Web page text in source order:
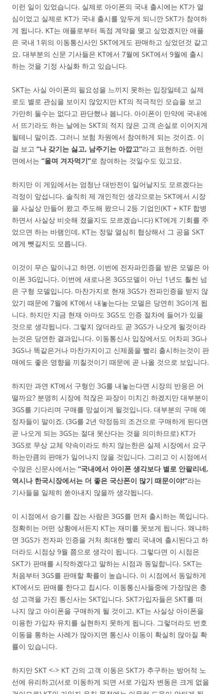
이런 일이 있었습니다. 실제로 아이폰의 국내 출시에는 KT가 열
심이었고 실제로 KT가 국내 출시를 앞두게 되니깐 SKT가 참여하
게 됩니다. KT는 애플로부터 독점 계약을 맺고 싶었겠지만 애플
은 국내 1위의 이동통신사인 SKT에게도 판매하고 싶었던것 같고
요. 대부분의 신문 기사들은 KT에서 7월에 SKT에서 9월에 출시
하는 것을 기정 사실화 하고 있습니다.
SKT는 사실 아이폰의 필요성을 느끼지 못하는 입장일테고 실제
로도 별로 관심을 보이지 않았지만 KT의 적극적인 모습을 보고
가만히 둘수는 없다고 판단했나 봅니다. 아이폰이 만약에 국내에
서 뜨기라도 하는 날에는 SKT의 적지 않은 고객 손실로 이어지게
될테니 말이죠. 그러니 보험 차원에서 참여하게 되는 것이죠. 이
걸 보고 “나 갖기는 싫고, 남주기는 아깝고”라고 표현하죠. 어떤
면에서는 “울며 겨자먹기”로 참여하는 것일수도 있고요.
하지만 이 게임에서는 엄청난 대반전이 일어날지도 모르겠다는
걱정이 앞섭니다. 솔직히 제 개인적인 생각으로는 SKT에서 시장
을 사실상 만들어 왔고 주도해 왔으니 2등 기업인(KT + KTF 합병
하면서 사실상 비슷해 졌을지도 모르겠습니다) KT에게 기회를 주
었으면 하는 바램인데, KT는 정말 열심히 협상해서 그 공을 SKT
에게 뺏길지도 모릅니다.
이것이 무슨 말이냐고 하면, 이번에 전자파인증을 받은 모델은 아
이폰 3G입니다. 이번에 새로나온 3GS모델이 아닌 1년도 훨씬 넘
은 구형 모델입니다. 마찬가지로 현재 3GS가 전파인증을 받지 않
았기 때문에 7월에 KT에서 내놓는다는 모델은 당연히 3G이게 됩
니다. 하지만 지금 현재 아마도 3GS도 인증 절차에 들어가 있을
것으로 생각됩니다. 그렇지 않더라도 곧 3GS가 나오게 될것이라
는것은 당연한 결과입니다. 이동통신사 입장에서도 어차피 3G나
3GS나 똑같은거나 마찬가지이고 신제품을 빨리 출시하는것이 판
매에도 좋은 영향을 끼칠것이기 때문에 곧 나올 것으로 보입니다.
하지만 과연 KT에서 구형인 3G를 내놓는다면 시장의 반응은 어
떨까요? 분명히 시장에 적잖은 파장이 미치긴 하겠지만 대부분이
3GS를 기다리며 구매를 망설이게 될것입니다. 대부분의 구매 예
정자들이 말이죠. (3G를 2년 약정등의 조건으로 구매하게 된다면
곧 나오게 되는 3GS는 절대 못산다는 것을 의미하므로) KT가
3GS로 무상 교체 약속이라도 하지 않는한은 실제 시장에서 요구
하는만큼의 판매가 일어나지 않을 것입니다. 그리고 이 시점에서
수많은 신문사에서는 “국내에서 아이폰 생각보다 별로 안팔리네,
역시나 한국시장에서는 더 좋은 국산폰이 많기 때문이야!”라는
기사들을 일제히 쏟아내지 않을까 생각됩니다.
이 시점에서 승기를 잡는 사람은 3GS를 먼저 출시하는 쪽입니다.
정확히는 어떤 상황에서든지 KT는 재미를 못보게 됩니다. 왜냐하
면 3GS가 전자파 인증을 거처 최대한 빨리 국내에 출시된다고 하
더라도 시점상 9월 쯤으로 생각이 됩니다. 그렇다면 이 시점은
SKT가 판매를 시작하겠다고 말하는 시점과 동일합니다. SKT는
처음부터 3GS를 판매할 확률이 높습니다. 이 시점에서 동일하게
KT에서도 판매를 한다고 칩시다. 이동통신사들중에 가장많은 충
성 고객을 가진 통신사는 SKT입니다. SKT가입자들은 SKT를 떠
나지 않고 아이폰을 구매하게 될 것이고, KT는 사실상 아이폰을
이용한 가입자 유치를 실현하지 못하게 됩니다. 그렇더라도 번호
이동을 통하는 사례가 많아지면 통신사 이동이 확실히 많아질 확
률이 있습니다.
하지만 SKT <-> KT 간의 고객 이동은 SKT가 추구하는 방어적 노
선에 유리하고(서로 이동하게 되면 서로 가입자 변동은 크게 없을